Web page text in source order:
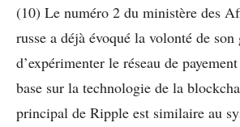
(10) Le numéro 2 du ministère des
russe a déjà évoqué la volonté de son
d’expérimenter le réseau de
base sur la technologie de la
principal de Ripple est similaire au